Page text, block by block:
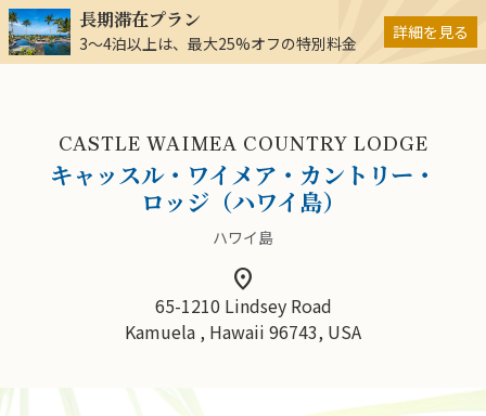
長期滞在プラン
3～4泊以上は、最大25%オフの特別料金
詳細を見る
CASTLE WAIMEA COUNTRY LODGE
キャッスル・ワイメア・カントリー・
ロッジ（ハワイ島）
ハワイ島
location_on
65-1210 Lindsey Road
Kamuela , Hawaii 96743, USA